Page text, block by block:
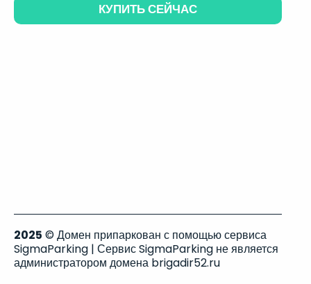
КУПИТЬ СЕЙЧАС
2025 © Домен припаркован с помощью сервиса
SigmaParking | Сервис SigmaParking не является
администратором домена brigadir52.ru